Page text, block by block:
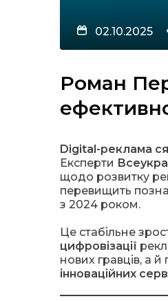
02.10.2025
Роман
Digital-реклама
Експерти
щодо розвитку
перевищить
з 2024 роком.
Це стабільне
цифровізації
нових гравців, а
інноваційних